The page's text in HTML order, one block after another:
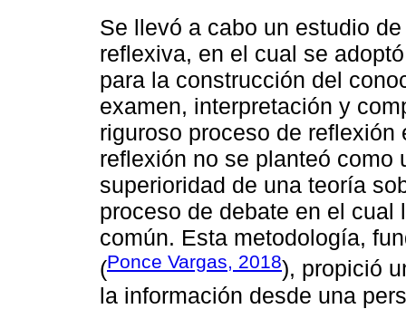
Se llevó a cabo un estudio
reflexiva, en el cual se
para la construcción del
examen, interpretación y
riguroso proceso de
reflexión no se planteó como
superioridad de una teoría
proceso de debate en el
común. Esta metodología,
(Ponce Vargas, 2018), propició
la información desde una